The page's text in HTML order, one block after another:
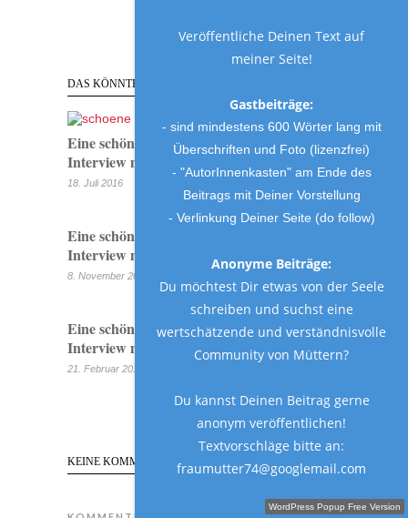
DAS KÖNNTE AUCH INTERESSANT SEIN…
Eine schöne Mama…Das große Beauty
Interview mit Tanja!
18. Juli 2016
Eine schöne Mama! Das große Beauty
Interview mit Janne!
8. November 2016
Eine schöne Mama! Das große Beauty
Interview mit: Dani!
21. Februar 2017
KEINE KOMMENTARE
Schreibe einen Gastbeitrag!
Veröffentliche Deinen Text auf
meiner Seite!
Gastbeiträge:
- sind mindestens 600 Wörter lang mit
Überschriften und Foto (lizenzfrei)
- "AutorInnenkasten" am Ende des
Beitrags mit Deiner Vorstellung
- Verlinkung Deiner Seite (do follow)
Anonyme Beiträge:
Du möchtest Dir etwas von der Seele
schreiben und suchst eine
wertschätzende und verständnisvolle
Community von Müttern?
Du kannst Deinen Beitrag gerne
anonym veröffentlichen!
Textvorschläge bitte an:
fraumutter74@googlemail.com
WordPress Popup Free Version